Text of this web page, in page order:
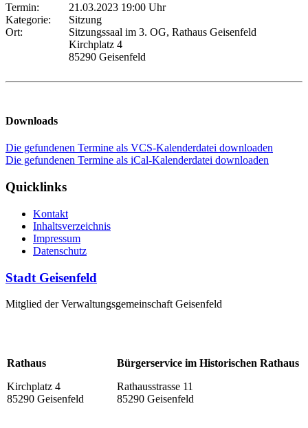
Termin:
21.03.2023 19:00 Uhr
Kategorie:
Sitzung
Ort:
Sitzungssaal im 3. OG, Rathaus Geisenfeld
Kirchplatz 4
85290 Geisenfeld
Downloads
Die gefundenen Termine als VCS-Kalenderdatei downloaden
Die gefundenen Termine als iCal-Kalenderdatei downloaden
Quicklinks
Kontakt
Inhaltsverzeichnis
Impressum
Datenschutz
Stadt Geisenfeld
Mitglied der Verwaltungsgemeinschaft Geisenfeld
Rathaus
Kirchplatz 4
85290 Geisenfeld
Bürgerservice im Historischen Rathaus
Rathausstrasse 11
85290 Geisenfeld